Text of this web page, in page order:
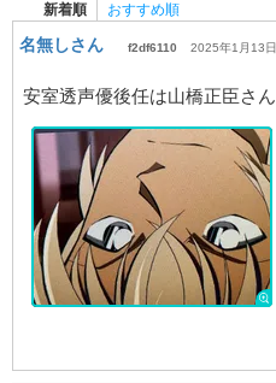
新着順 おすすめ順
名無しさん f2df6110 2025年1月13日
安室透声優後任は山橋正臣さん